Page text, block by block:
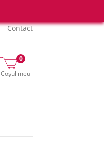
Contact
Coșul meu
0